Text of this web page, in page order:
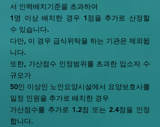
서 인력배치기준을 초과하여
1명 이상 배치한 경우 1점을 추가로 산정할
수 있습니다.
다만, 이 경우 급식위탁을 하는 기관은 제외됩
니다.
또한, 가산점수 인정범위를 초과한 입소자 수
규모가
50인 이상인 노인요양시설에서 요양보호사를
일정 인원을 추가로 배치한 경우
가산점수를 추가로 1.2점 또는 2.4점을 인정
합니다.